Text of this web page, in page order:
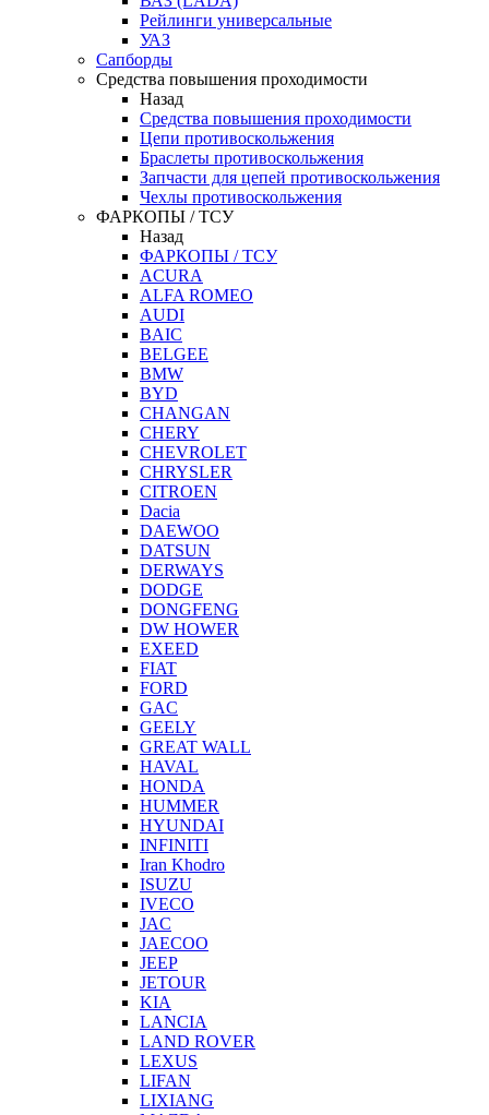
Рейлинги универсальные
УАЗ
Сапборды
Средства повышения проходимости
Назад
Средства повышения проходимости
Цепи противоскольжения
Браслеты противоскольжения
Запчасти для цепей противоскольжения
Чехлы противоскольжения
ФАРКОПЫ / ТСУ
Назад
ФАРКОПЫ / ТСУ
ACURA
ALFA ROMEO
AUDI
BAIC
BELGEE
BMW
BYD
CHANGAN
CHERY
CHEVROLET
CHRYSLER
CITROEN
Dacia
DAEWOO
DATSUN
DERWAYS
DODGE
DONGFENG
DW HOWER
EXEED
FIAT
FORD
GAC
GEELY
GREAT WALL
HAVAL
HONDA
HUMMER
HYUNDAI
INFINITI
Iran Khodro
ISUZU
IVECO
JAC
JAECOO
JEEP
JETOUR
KIA
LANCIA
LAND ROVER
LEXUS
LIFAN
LIXIANG